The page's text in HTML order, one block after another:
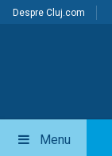
Despre Cluj.com
Menu